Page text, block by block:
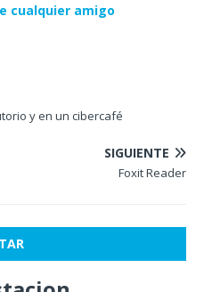
cualquier amigo
y en un cibercafé
SIGUIENTE
Foxit Reader